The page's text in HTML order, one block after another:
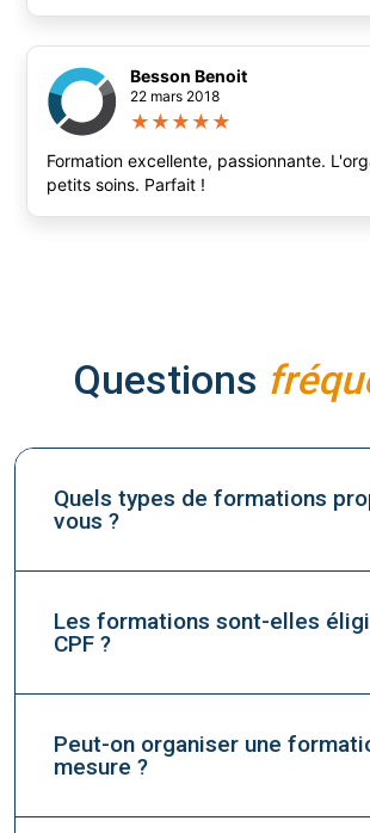
Questions
Quels types de formations
vous ?
Les formations sont-elles
CPF ?
Peut-on organiser une
mesure ?